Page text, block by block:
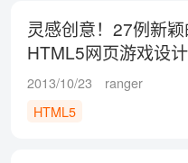
灵感创意！27例新
HTML5网页游戏设计
2013/10/23
ranger
HTML5